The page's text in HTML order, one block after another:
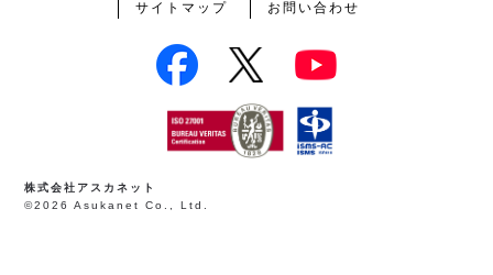
サイトマップ お問い合わせ
株式会社アスカネット
©2026 Asukanet Co., Ltd.